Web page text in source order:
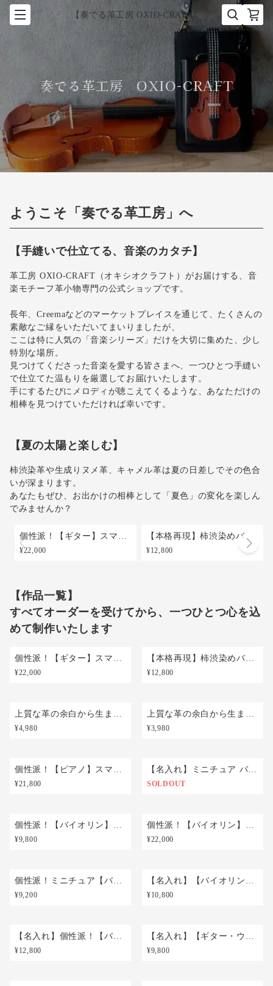
【奏でる革工房 OXIO-CRAFT】
奏でる革工房 OXIO-CRAFT
ようこそ「奏でる革工房」へ
【手縫いで仕立てる、音楽のカタチ】
革工房 OXIO-CRAFT（オキシオクラフト）がお届けする、音
楽モチーフ革小物専門の公式ショップです。
長年、Creemaなどのマーケットプレイスを通じて、たくさんの
素敵なご縁をいただいてまいりましたが、
ここは特に人気の「音楽シリーズ」だけを大切に集めた、少し
特別な場所。
見つけてくださった音楽を愛する皆さまへ、一つひとつ手縫い
で仕立てた温もりを厳選してお届けいたします。
手にするたびにメロディが聴こえてくるような、あなただけの
相棒を見つけていただければ幸いです。
【夏の太陽と楽しむ】
柿渋染革や生成りヌメ革、キャメル革は夏の日差しでその色合
いが深まります。
あなたもぜひ、お出かけの相棒として「夏色」の変化を楽しん
でみませんか？
個性派！【ギター】スマホポシェット【縦型・肩紐長さ調整可・2way】身軽なお出掛けに！ラッピング無料
¥22,000
【本格再現】柿渋染めバイオリン＆チェロのバッグチャーム 優しい手縫い仕立て【ｆ字孔チャーム付き】 ラッピング無料
¥12,800
【作品一覧】
すべてオーダーを受けてから、一つひとつ心を込
めて制作いたします
個性派！【ギター】スマホポシェット【縦型・肩紐長さ調整可・2way】身軽なお出掛けに！ラッピング無料
¥22,000
【本格再現】柿渋染めバイオリン＆チェロのバッグチャーム 優しい手縫い仕立て【ｆ字孔チャーム付き】 ラッピング無料
¥12,800
上質な革の余白から生まれる 一期一会の曲線 手裁ちで仕立てた音楽記号チャーム【ハ音記号・4色選択】 ラッピング無料
¥4,980
上質な革の余白から生まれる 一期一会の曲線 手裁ちで仕立てた音楽記号チャーム【フォルテ・4色選択】 ラッピング無料
¥3,980
個性派！【ピアノ】スマホポシェット＆ハンマーチャーム【肩紐長さ調整可・2way】 ラッピング無料
¥21,800
【名入れ】ミニチュア バイオリン・チェロ・コントラバス【キーカバー 】バッグチャーム ラッピング無料
SOLDOUT
個性派！【バイオリン】名刺ケース(カード入れ・名刺入れ) 柿渋染め ラッピング無料
¥9,800
個性派！【バイオリン】スマホポシェット【縦型・肩紐長さ調整可・2way】身軽なお出掛けに！ラッピング無料
¥22,000
個性派！ミニチュア【バイオリン】カードケース・ポイントカード入れ・カードホルダー ラッピング無料
¥9,200
【名入れ】【バイオリン・チェロ・コントラバス】パスケース【カード2枚収納】リール＆ロープ付 ラッピング無料
¥10,800
【名入れ】個性派！【バイオリン】縦型 ID パスケース(セル窓・ネックストラップ付) ラッピング無料
¥12,800
【名入れ】【ギター・ウクレレパスケース【カード2枚収納】リール＆ロープ付 ラッピング無料
¥9,800